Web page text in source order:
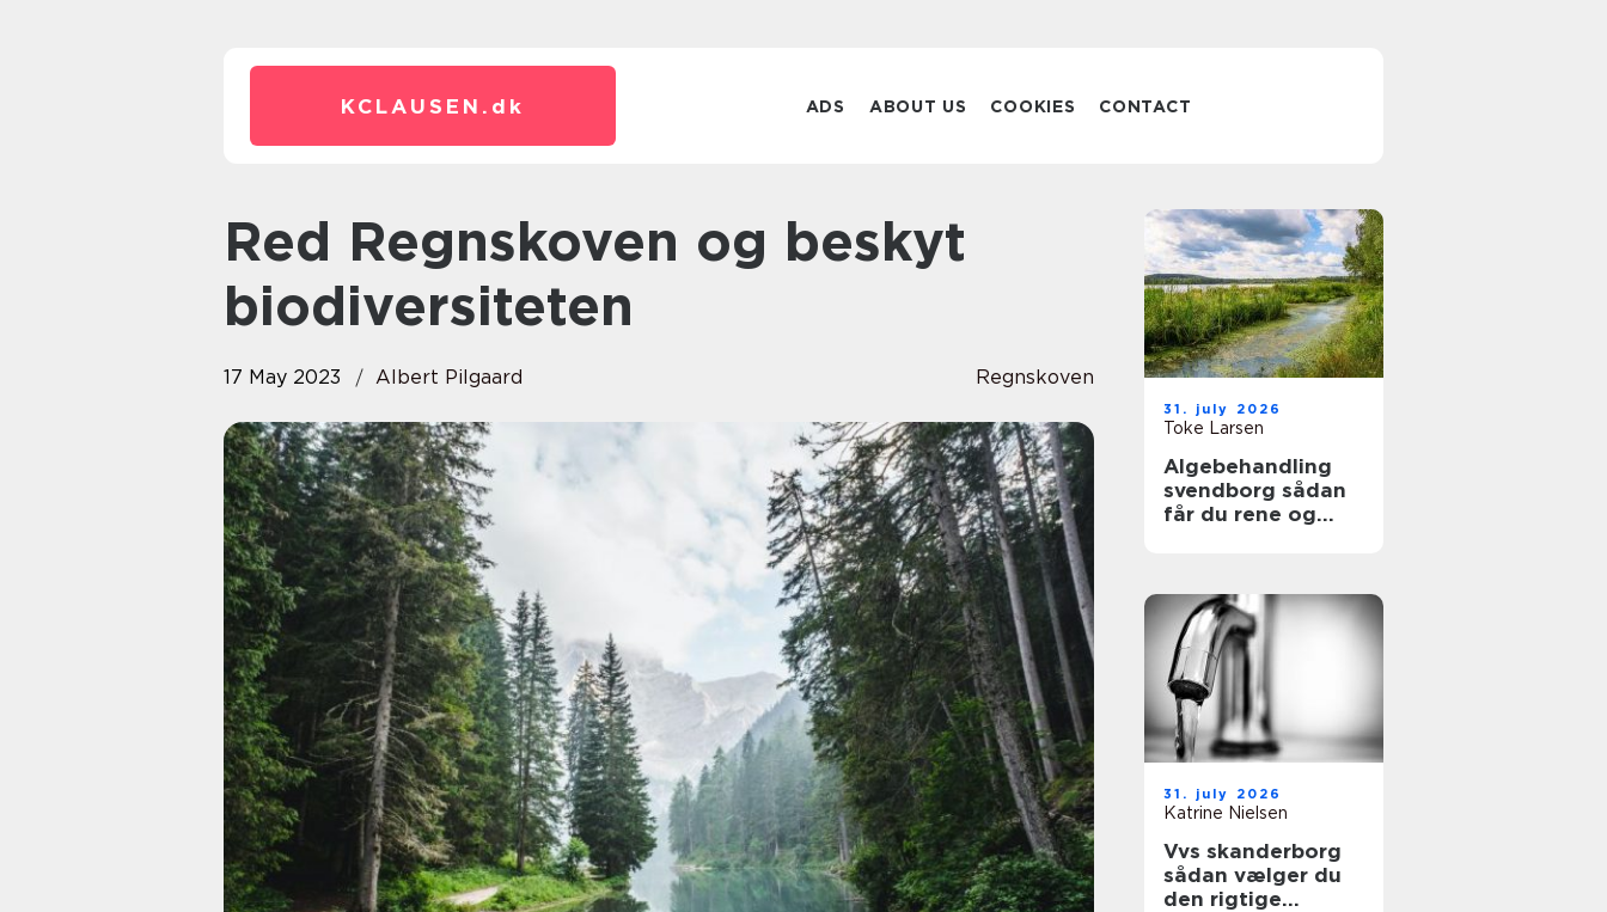
KCLAUSEN. dk ADS ABOUT US COOKIES CONTACT
Red Regnskoven og beskyt
biodiversiteten
17 May 2023 Albert Pilgaard Regnskoven
31. july 2026
Toke Larsen
Algebehandling
svendborg sådan
får du rene og
31. july 2026
Katrine Nielsen
Vvs skanderborg
sådan vælger du
den rigtige